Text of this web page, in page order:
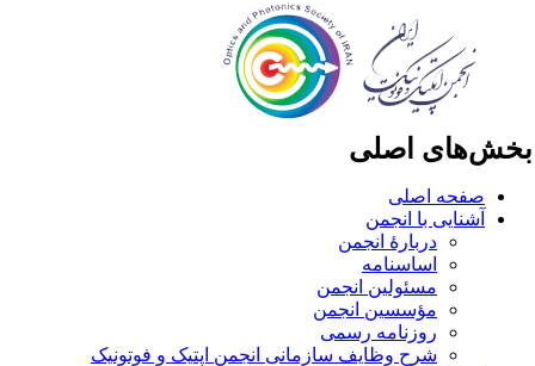
اصلی
صفحه اصلی
آشنایی با انجمن
دربارۀ انجمن
اساسنامه
مسئولین انجمن
مؤسسین انجمن
روزنامه رسمی
شرح وظایف سازمانی انجمن اپتیک و فوتونیک